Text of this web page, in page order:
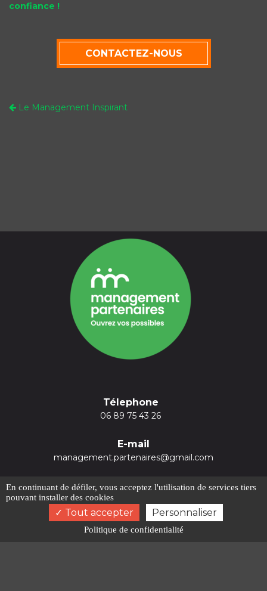
confiance !
CONTACTEZ-NOUS
Le Management Inspirant
Télephone
06 89 75 43 26
E-mail
management.partenaires@gmail.com
Activités
Coaching professionnel Pau
En continuant de défiler, vous acceptez l'utilisation de services tiers
pouvant installer des cookies
Tout accepter Personnaliser
Politique de confidentialité